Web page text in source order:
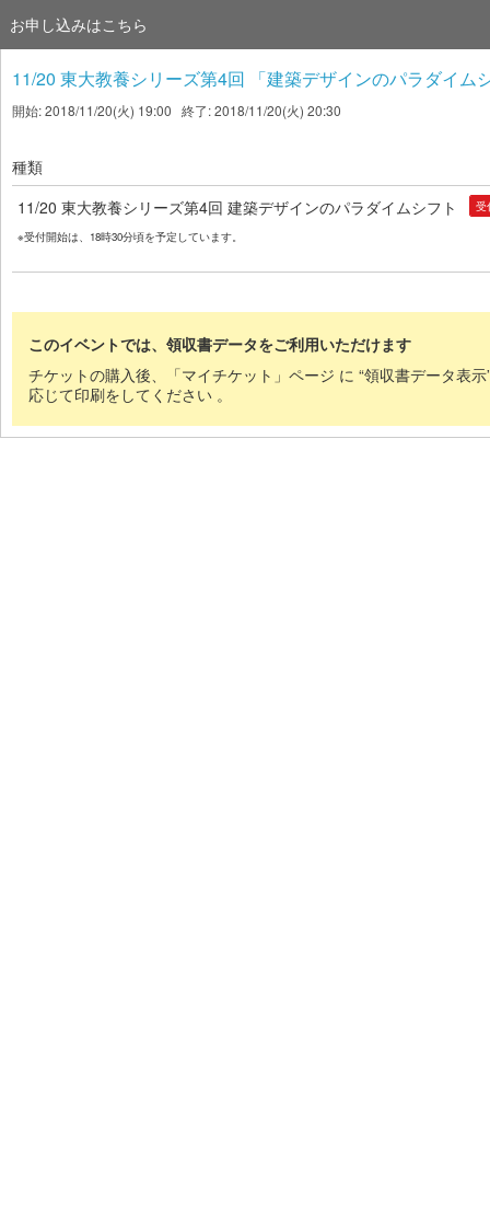
お申し込みはこちら
11/20 東大教養シリーズ第4回 「建築デザインのパラダイム
開始: 2018/11/20(火) 19:00 終了: 2018/11/20(火) 20:30
種類
11/20 東大教養シリーズ第4回 建築デザインのパラダイムシフト
受
※受付開始は、18時30分頃を予定しています。
このイベントでは、領収書データをご利用いただけます
チケットの購入後、「マイチケット」ページ に “領収書データ表
応じて印刷をしてください 。